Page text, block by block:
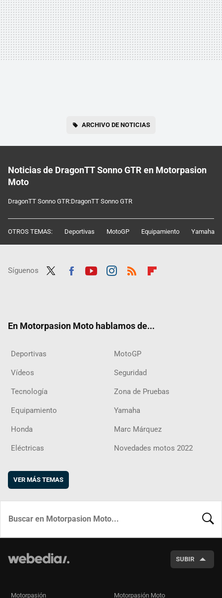
ARCHIVO DE NOTICIAS
Noticias de DragonTT Sonno GTR en Motorpasion
Moto
DragonTT Sonno GTR:DragonTT Sonno GTR
OTROS TEMAS: Deportivas MotoGP Equipamiento Yamaha
Síguenos
En Motorpasion Moto hablamos de...
Deportivas MotoGP
Vídeos Seguridad
Tecnología Zona de Pruebas
Equipamiento Yamaha
Honda Marc Márquez
Eléctricas Novedades motos 2022
VER MÁS TEMAS
SUBIR
Motorpasión Motorpasión Moto